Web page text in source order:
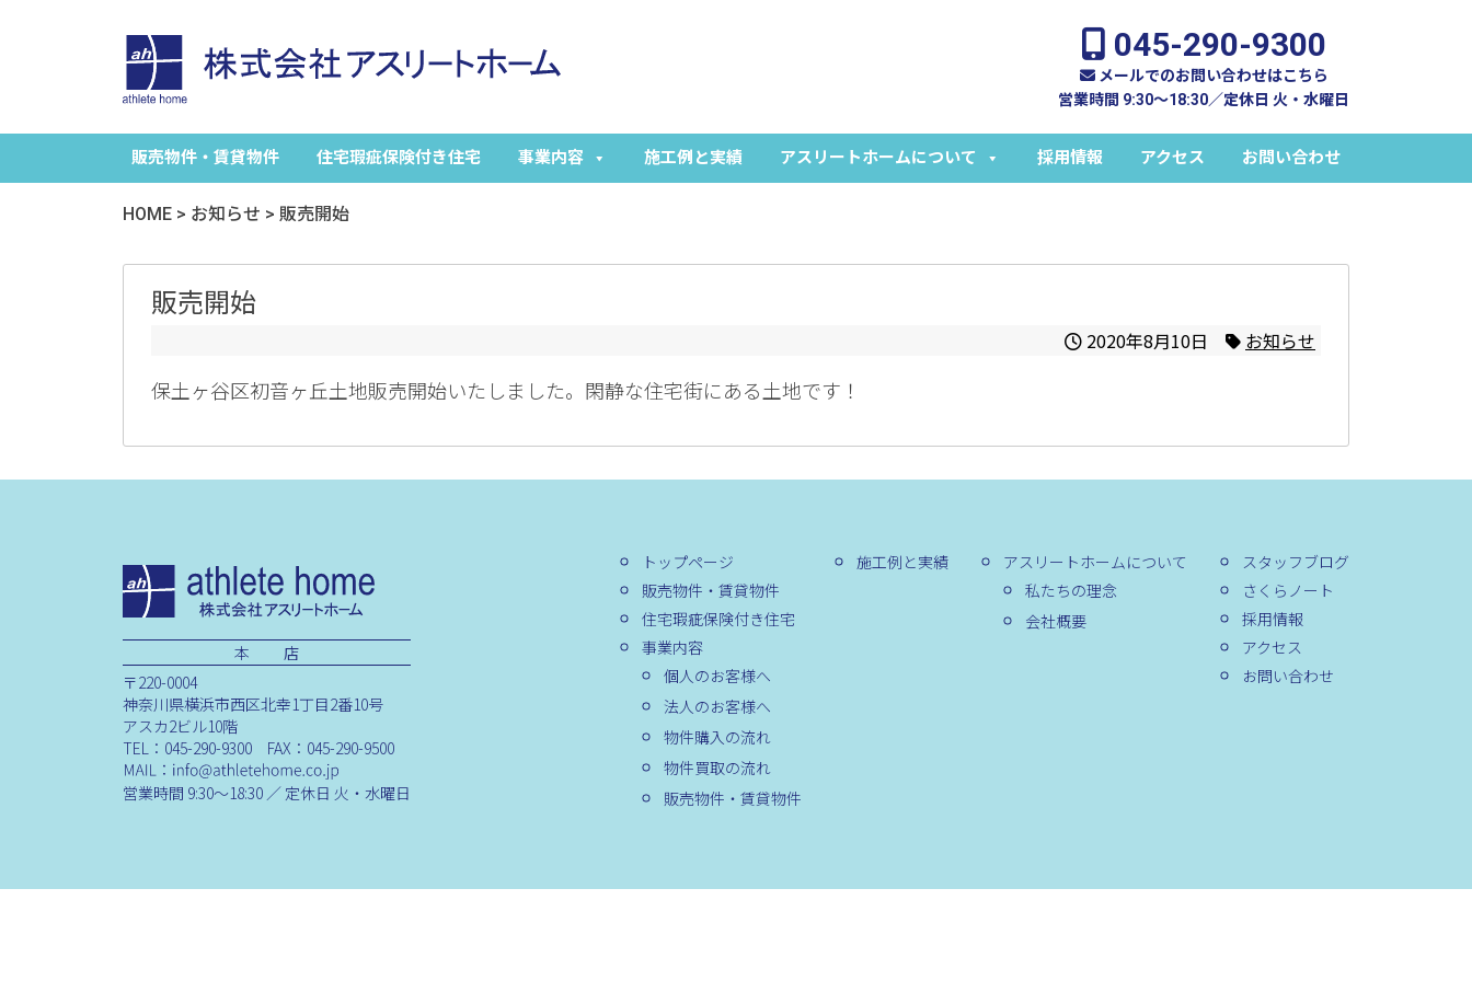
045-290-9300
メールでのお問い合わせはこちら
営業時間 9:30～18:30／定休日 火・水曜日
販売物件・賃貸物件 住宅瑕疵保険付き住宅 事業内容 施工例と実績 アスリートホームについて 採用情報 アクセス お問い合わせ
HOME > お知らせ > 販売開始
販売開始
2020年8月10日 お知らせ
保土ヶ谷区初音ヶ丘土地販売開始いたしました。閑静な住宅街にある土地です！
本 店
〒220-0004
神奈川県横浜市西区北幸1丁目2番10号
アスカ2ビル10階
TEL：045-290-9300 FAX：045-290-9500
営業時間 9:30～18:30 ／ 定休日 火・水曜日
トップページ
販売物件・賃貸物件
住宅瑕疵保険付き住宅
事業内容
個人のお客様へ
法人のお客様へ
物件購入の流れ
物件買取の流れ
販売物件・賃貸物件
施工例と実績
アスリートホームについて
私たちの理念
会社概要
スタッフブログ
さくらノート
採用情報
アクセス
お問い合わせ